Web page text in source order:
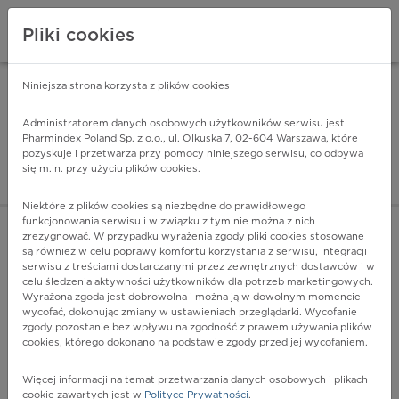
Pharmindex - lider
ZALOGUJ SIĘ
B20.8 - Choroba wywołana przez HIV, której skutkiem są
inne choroby zakaźne i pasożytnicze
Więcej na lekiicd10.pl
Pliki cookies
Niniejsza strona korzysta z plików cookies
Administratorem danych osobowych użytkowników serwisu jest
Pharmindex Poland Sp. z o.o., ul. Olkuska 7, 02-604 Warszawa, które
pozyskuje i przetwarza przy pomocy niniejszego serwisu, co odbywa
się m.in. przy użyciu plików cookies.
Niektóre z plików cookies są niezbędne do prawidłowego
funkcjonowania serwisu i w związku z tym nie można z nich
zrezygnować. W przypadku wyrażenia zgody pliki cookies stosowane
są również w celu poprawy komfortu korzystania z serwisu, integracji
serwisu z treściami dostarczanymi przez zewnętrznych dostawców i w
celu śledzenia aktywności użytkowników dla potrzeb marketingowych.
Wyrażona zgoda jest dobrowolna i można ją w dowolnym momencie
wycofać, dokonując zmiany w ustawieniach przeglądarki. Wycofanie
zgody pozostanie bez wpływu na zgodność z prawem używania plików
cookies, którego dokonano na podstawie zgody przed jej wycofaniem.
Więcej informacji na temat przetwarzania danych osobowych i plikach
cookie zawartych jest w Polityce Prywatności.
ZA DARMO - w Google Play INSTALUJ